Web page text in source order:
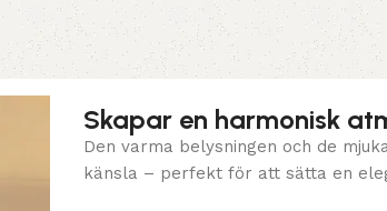
Skapar en harmonisk
Den varma belysningen och de
känsla – perfekt för att sätta en